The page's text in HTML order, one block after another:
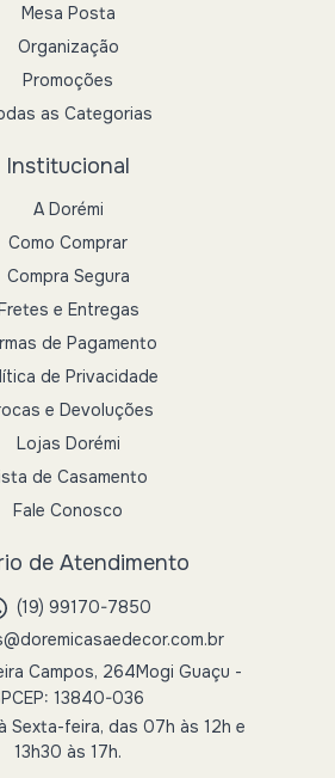
Mesa Posta
Organização
Promoções
as Categorias
Institucional
A Dorémi
Como Comprar
Compra Segura
e Entregas
de Pagamento
de Privacidade
e Devoluções
Lojas Dorémi
de Casamento
Fale Conosco
de Atendimento
(19) 99170-7850
Campos, 264Mogi Guaçu -
13840-036
Sexta-feira, das 07h às 12h e
13h30 às 17h.